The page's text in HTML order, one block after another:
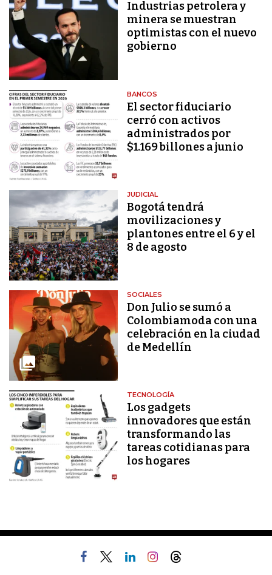
Industrias petrolera y
minera se muestran
optimistas con el nuevo
gobierno
BANCOS
El sector fiduciario
cerró con activos
administrados por
$1.169 billones a junio
JUDICIAL
Bogotá tendrá
movilizaciones y
plantones entre el 6 y el
8 de agosto
SOCIALES
Don Julio se sumó a
Colombiamoda con una
celebración en la ciudad
de Medellín
TECNOLOGÍA
Los gadgets
innovadores que están
transformando las
tareas cotidianas para
los hogares